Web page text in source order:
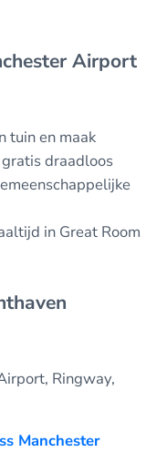
Airport
tuin en maak
draadloos
in Great Room
Ringway,
Manchester